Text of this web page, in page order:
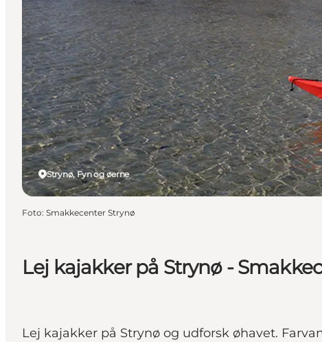
Lej kajakker på Strynø -
Lej kajakker på Strynø og udforsk øhavet.
Strynø, Fyn og øerne
Foto: Smakkecenter Strynø